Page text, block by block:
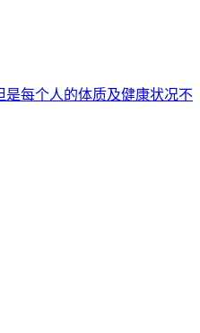
每个人的体质及健康状况不